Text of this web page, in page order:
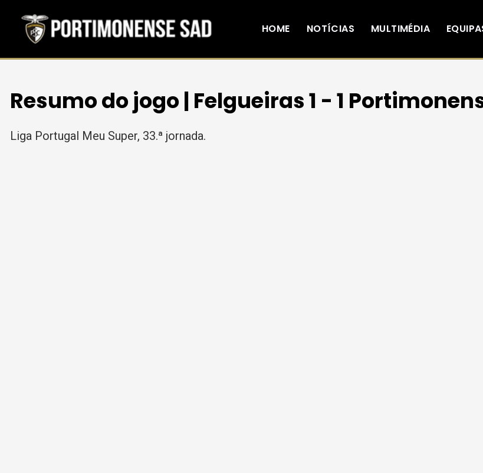
HOME NOTÍCIAS MULTIMÉDIA
Resumo do jogo | Felgueiras 1 - 1
Liga Portugal Meu Super, 33.ª jornada.